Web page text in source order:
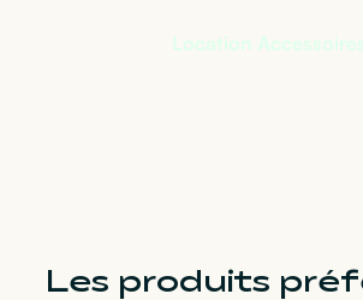
Location
Les produits